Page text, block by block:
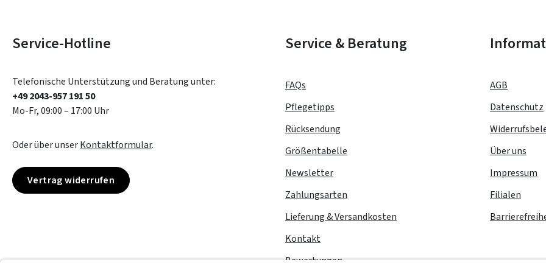
Service-Hotline
Telefonische Unterstützung und Beratung unter:
+49 2043-957 191 50
Mo-Fr, 09:00 – 17:00 Uhr
Oder über unserKontaktformular.
Vertrag widerrufen
Service & Beratung
FAQs
Pflegetipps
Rücksendung
Größentabelle
Newsletter
Zahlungsarten
Lieferung & Versandkosten
Kontakt
Bewertungen
AGB
Datenschutz
Über uns
Impressum
Filialen